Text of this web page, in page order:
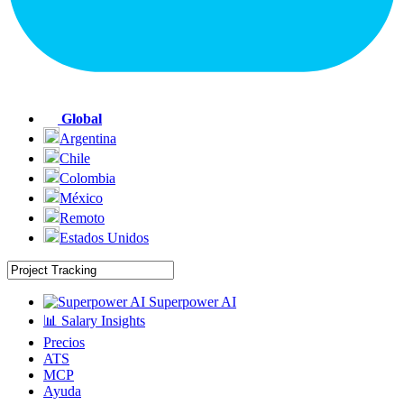
Global
Argentina
Chile
Colombia
México
Remoto
Estados Unidos
Superpower AI
📊 Salary Insights
Precios
ATS
MCP
Ayuda